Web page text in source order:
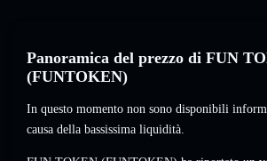
Panoramica del prezzo di FUN
(FUNTOKEN)
In questo momento non sono disponibili
causa della bassissima liquidità.